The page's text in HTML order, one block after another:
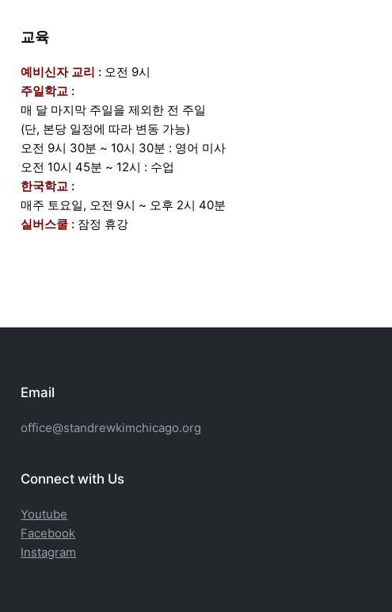
교육
예비신자 교리 : 오전 9시
주일학교 :
매 달 마지막 주일을 제외한 전 주일
(단, 본당 일정에 따라 변동 가능)
오전 9시 30분 ~ 10시 30분 : 영어 미사
오전 10시 45분 ~ 12시 : 수업
한국학교 :
매주 토요일, 오전 9시 ~ 오후 2시 40분
실버스쿨 : 잠정 휴강
Email
office@standrewkimchicago.org
Connect with Us
Youtube
Facebook
Instagram